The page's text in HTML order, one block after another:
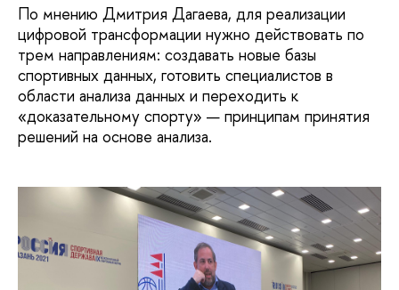
По мнению Дмитрия Дагаева, для реализации
цифровой трансформации нужно действовать по
трем направлениям: создавать новые базы
спортивных данных, готовить специалистов в
области анализа данных и переходить к
«доказательному спорту» — принципам принятия
решений на основе анализа.